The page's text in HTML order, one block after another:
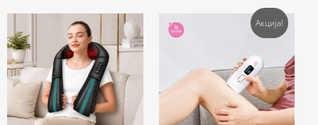
rsd.
је:
rsd.
Акција!